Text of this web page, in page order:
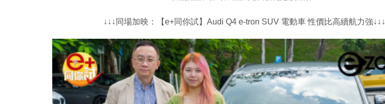
↓↓↓同場加映：【e+同你試】Audi Q4 e-tron SUV 電動車 性價比高續航力強↓↓↓